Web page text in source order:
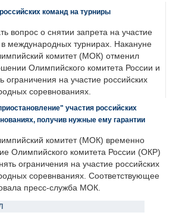
команд на турниры
вопрос о снятии запрета на участие
в международных турнирах. Накануне
комитет (МОК) отменил
Олимпийского комитета России и
ограничения на участие российских
соревнованиях.
участия российских
получив нужные ему гарантии
комитет (МОК) временно
Олимпийского комитета России (ОКР)
ограничения на участие российских
соревнваниях. Соответствующее
пресс-служба МОК.